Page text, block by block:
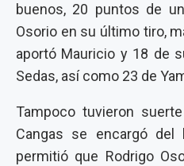
buenos, 20 puntos de
Osorio en su último tiro,
aportó Mauricio y 18 de
Sedas, así como 23 de
Tampoco tuvieron
Cangas se encargó
permitió que Rodrigo